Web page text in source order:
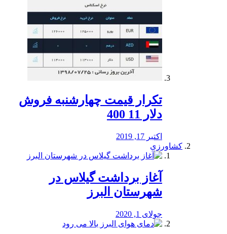
تکرار قیمت چهارشنبه فروش
دلار 11 400
اکتبر 17, 2019
کشاورزی
آغاز برداشت گیلاس در
شهرستان البرز
جولای 1, 2020